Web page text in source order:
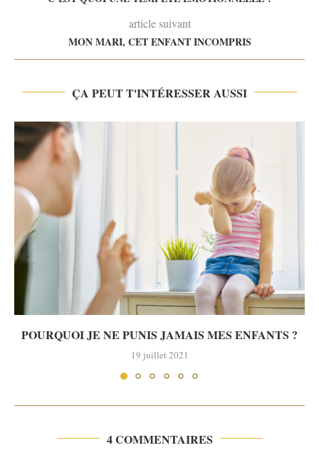
article suivant
MON MARI, CET ENFANT INCOMPRIS
ÇA PEUT T'INTÉRESSER AUSSI
POURQUOI JE NE PUNIS JAMAIS MES ENFANTS ?
19 juillet 2021
4 COMMENTAIRES